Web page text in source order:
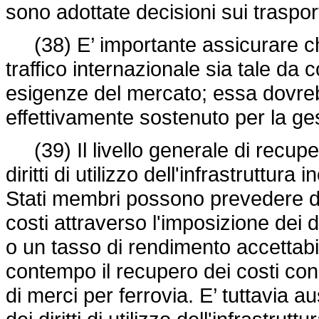
sono adottate decisioni sui
(38) E’ importante assicurare
traffico internazionale sia tale da
esigenze del mercato; essa
effettivamente sostenuto per la
(39) Il livello generale di
diritti di utilizzo dell'infrastruttura
Stati membri possono prevedere
costi attraverso l'imposizione dei
o un tasso di rendimento
contempo il recupero dei costi
di merci per ferrovia. E’ tuttavia